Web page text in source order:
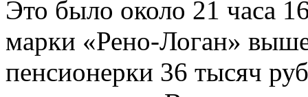
Это было около 21 часа
марки «Рено-Логан»
пенсионерки 36 тысяч